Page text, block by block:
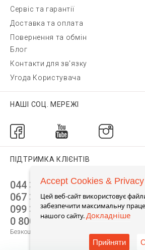
Сервіс та гарантії
Доставка та оплата
Повернення та обмін
Блог
Контакти для зв'язку
Угода Користувача
НАШІ СОЦ. МЕРЕЖІ
ПІДТРИМКА КЛІЄНТІВ
044 392 44 45
067 344 14 44 (viber)
099 399 23 80
0 800 305 805
Безкоштовно по Україні
Accept Cookies &
Цей веб-сайт використовує
забезпечити максимальну
нашого сайту.Докладніше
Прийняти